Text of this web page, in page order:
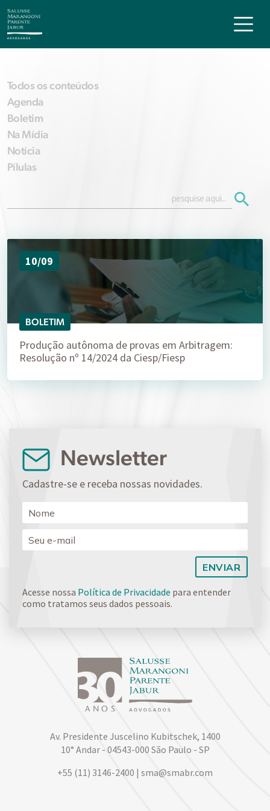
Todos os conteúdos
Agenda
Boletim
Na Mídia
Notícia
Pílulas
10/09
BOLETIM
Produção autônoma de provas em Arbitragem:
Resolução nº 14/2024 da Ciesp/Fiesp
Newsletter
Cadastre-se e receba nossas novidades.
Acesse nossa Política de Privacidade para entender
como tratamos seus dados pessoais.
Av. Presidente Juscelino Kubitschek, 1400
10° Andar - 04543-000 São Paulo - SP
+55 (11) 3146-2400 | sma@smabr.com